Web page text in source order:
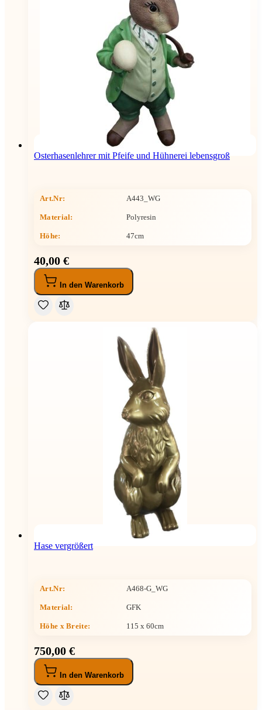
Osterhasenlehrer mit Pfeife und Hühnerei lebensgroß
Art.Nr: A443_WG
Material: Polyresin
Höhe: 47cm
40,00 €
In den Warenkorb
Hase vergrößert
Art.Nr: A468-G_WG
Material: GFK
Höhe x Breite: 115 x 60cm
750,00 €
In den Warenkorb